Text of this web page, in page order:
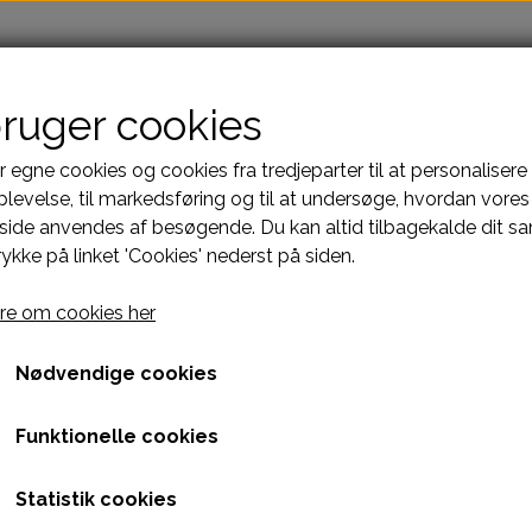
Laserbehandling Hundetræning Dog Sport Arena
Foder og Tilskud
Tilskud
Godbidder
- Kylling
FastDog Hydration -
cookies
egne cookies og cookies fra tredjeparter til at personalisere
til markedsføring og til at undersøge, hvordan vores
anvendes af besøgende. Du kan altid tilbagekalde dit
på linket 'Cookies' nederst på siden.
om cookies her
Nødvendige cookies
Funktionelle cookies
Statistik cookies